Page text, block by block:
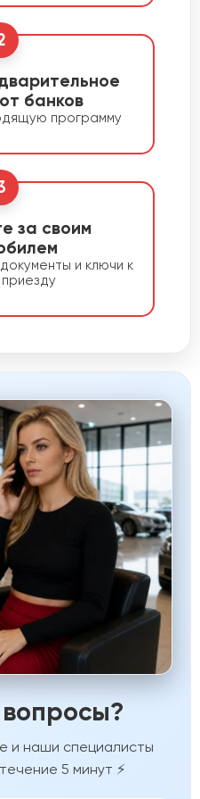
банков
программу
за своим
и ключи к
и наши специалисты
5 минут ⚡